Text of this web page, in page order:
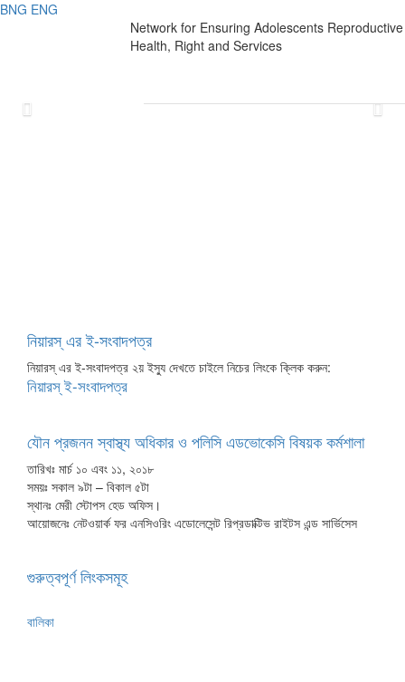
BNG ENG
Network for Ensuring Adolescents Reproductive
Health, Right and Services
বাল্যবিবাহ’কে না বলুন!!!
Previous
নিয়ারস্ এর ই-সংবাদপত্র
নিয়ারস্ এর ই-সংবাদপত্র ২য় ইস্যু দেখতে চাইলে নিচের লিংকে ক্লিক করুন:
নিয়ারস্ ই-সংবাদপত্র
যৌন প্রজনন স্বাস্থ্য অধিকার ও পলিসি এডভোকেসি বিষয়ক কর্মশালা
তারিখঃ মার্চ ১০ এবং ১১, ২০১৮
সময়ঃ সকাল ৯টা – বিকাল ৫টা
স্থানঃ মেরী স্টোপস হেড অফিস।
আয়োজনেঃ নেটওয়ার্ক ফর এনসিওরিং এডোলেসেন্ট রিপ্রডাক্টিভ রাইটস এন্ড সার্ভিসেস
গুরুত্বপূর্ণ লিংকসমূহ
বালিকা